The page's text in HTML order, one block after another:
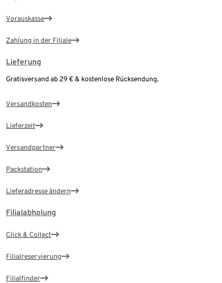
Vorauskasse
Zahlung in der Filiale
Lieferung
Gratisversand ab 29 € & kostenlose Rücksendung.
Versandkosten
Lieferzeit
Versandpartner
Packstation
Lieferadresse ändern
Filialabholung
Click & Collect
Filialreservierung
Filialfinder